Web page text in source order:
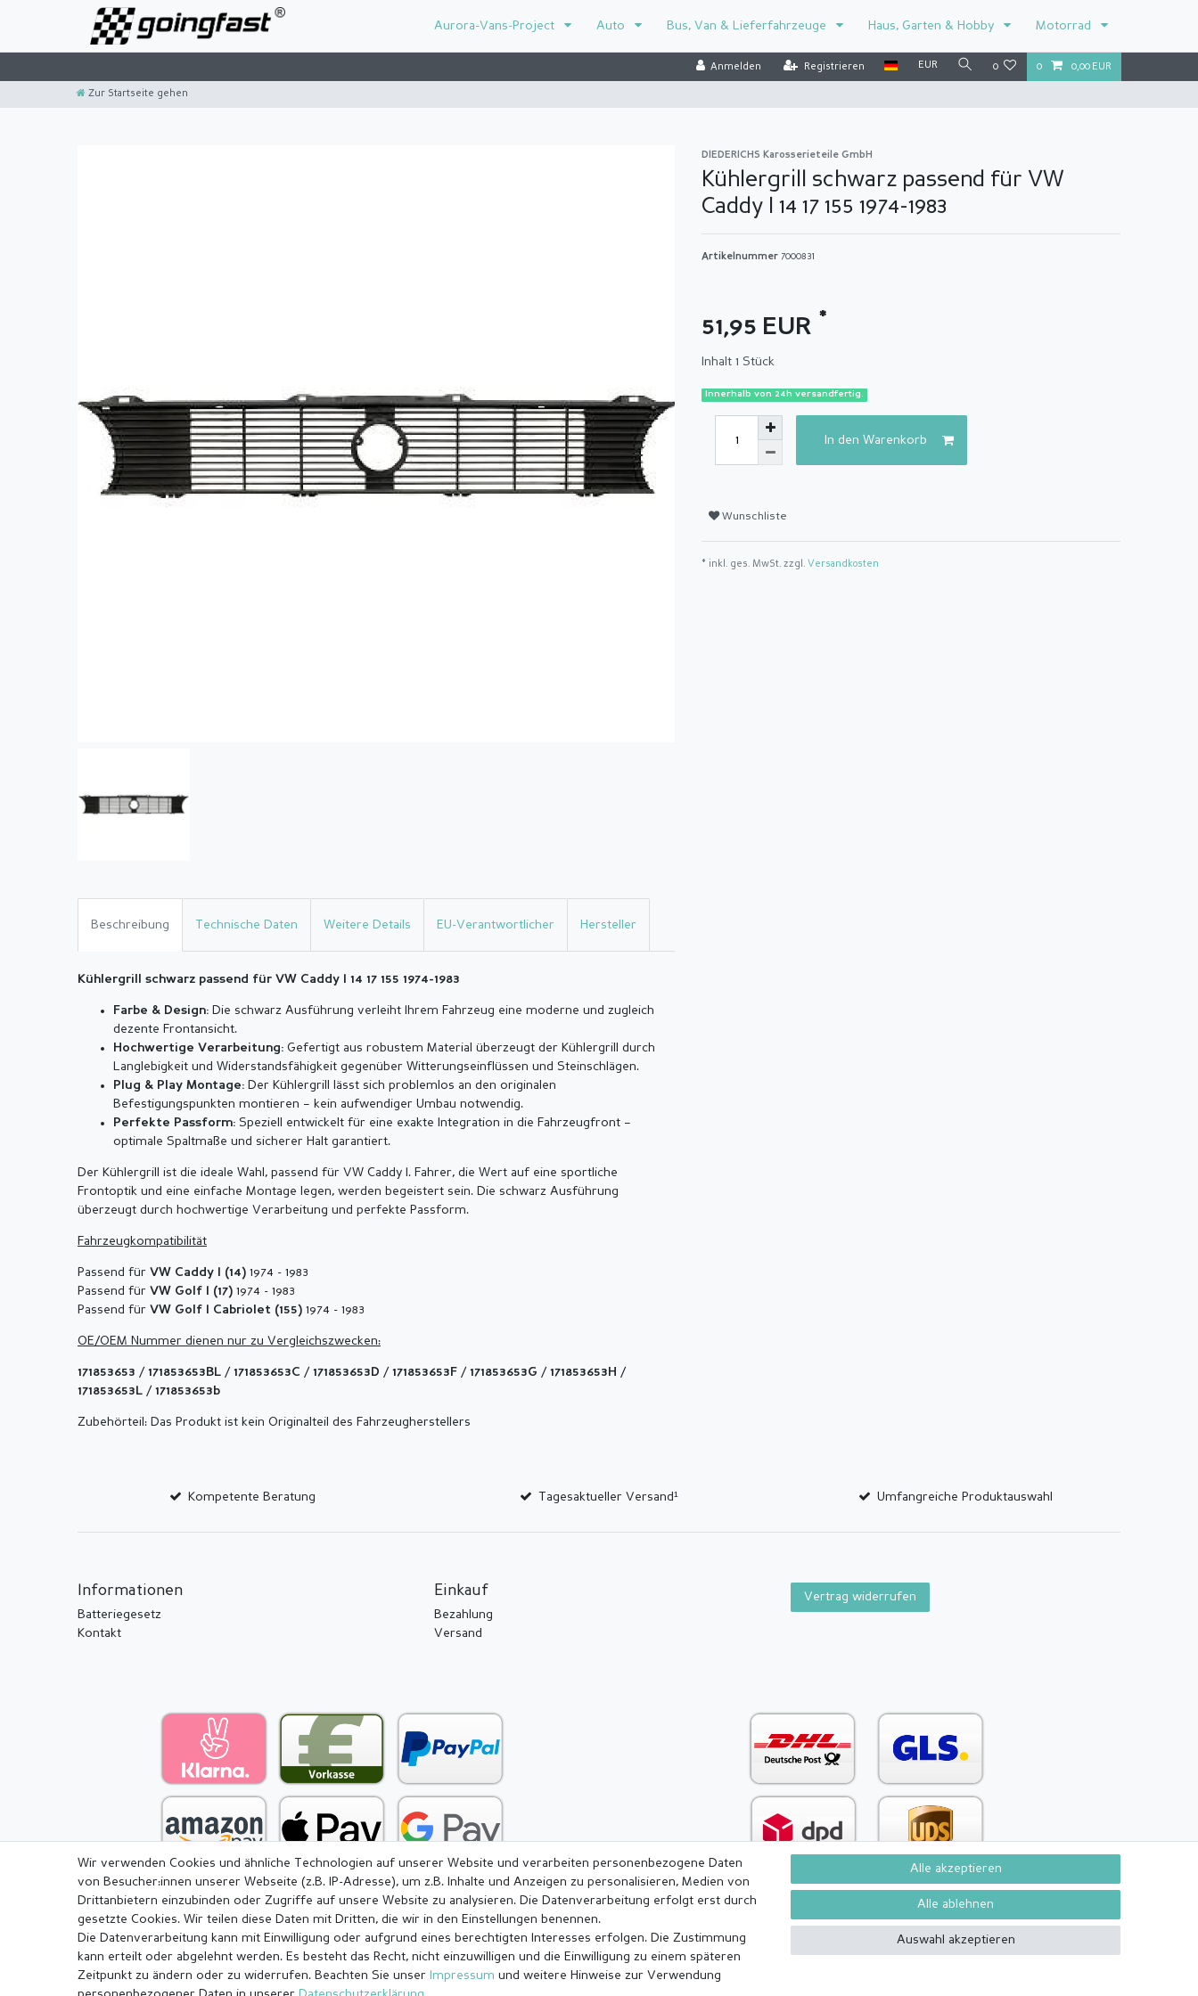
Aurora-Vans-Project Auto Bus, Van & Lieferfahrzeuge Haus, Garten & Hobby Motorrad
Anmelden Registrieren EUR 0 0 0,00 EUR
Zur Startseite gehen
DIEDERICHS Karosserieteile GmbH
Kühlergrill schwarz passend für VW
Caddy I 14 17 155 1974-1983
Artikelnummer 7000831
51,95 EUR *
Inhalt 1 Stück
Innerhalb von 24h versandfertig.
In den Warenkorb
Wunschliste
* inkl. ges. MwSt. zzgl. Versandkosten
Beschreibung Technische Daten Weitere Details EU-Verantwortlicher Hersteller
Kühlergrill schwarz passend für VW Caddy I 14 17 155 1974-1983
Farbe & Design: Die schwarz Ausführung verleiht Ihrem Fahrzeug eine moderne und zugleich
dezente Frontansicht.
Hochwertige Verarbeitung: Gefertigt aus robustem Material überzeugt der Kühlergrill durch
Langlebigkeit und Widerstandsfähigkeit gegenüber Witterungseinflüssen und Steinschlägen.
Plug & Play Montage: Der Kühlergrill lässt sich problemlos an den originalen
Befestigungspunkten montieren – kein aufwendiger Umbau notwendig.
Perfekte Passform: Speziell entwickelt für eine exakte Integration in die Fahrzeugfront –
optimale Spaltmaße und sicherer Halt garantiert.
Der Kühlergrill ist die ideale Wahl, passend für VW Caddy I. Fahrer, die Wert auf eine sportliche
Frontoptik und eine einfache Montage legen, werden begeistert sein. Die schwarz Ausführung
überzeugt durch hochwertige Verarbeitung und perfekte Passform.
Fahrzeugkompatibilität
Passend für VW Caddy I (14) 1974 - 1983
Passend für VW Golf I (17) 1974 - 1983
Passend für VW Golf I Cabriolet (155) 1974 - 1983
OE/OEM Nummer dienen nur zu Vergleichszwecken:
171853653 / 171853653BL / 171853653C / 171853653D / 171853653F / 171853653G / 171853653H /
171853653L / 171853653b
Zubehörteil: Das Produkt ist kein Originalteil des Fahrzeugherstellers
Kompetente Beratung Tagesaktueller Versand¹ Umfangreiche Produktauswahl
Informationen
Batteriegesetz
Kontakt
Einkauf
Bezahlung
Versand
Vertrag widerrufen
Impressum Daten­schutz­erklärung AGB Barrierefreiheitserklärung Widerrufs­recht Vertrag widerrufen Kontakt
Wir verwenden Cookies und ähnliche Technologien auf unserer Website und verarbeiten personenbezogene Daten
von Besucher:innen unserer Webseite (z.B. IP-Adresse), um z.B. Inhalte und Anzeigen zu personalisieren, Medien von
Drittanbietern einzubinden oder Zugriffe auf unsere Website zu analysieren. Die Datenverarbeitung erfolgt erst durch
gesetzte Cookies. Wir teilen diese Daten mit Dritten, die wir in den Einstellungen benennen.
Die Datenverarbeitung kann mit Einwilligung oder aufgrund eines berechtigten Interesses erfolgen. Die Zustimmung
kann erteilt oder abgelehnt werden. Es besteht das Recht, nicht einzuwilligen und die Einwilligung zu einem späteren
Zeitpunkt zu ändern oder zu widerrufen. Beachten Sie unser Impressum und weitere Hinweise zur Verwendung
Alle akzeptieren
Alle ablehnen
Auswahl akzeptieren